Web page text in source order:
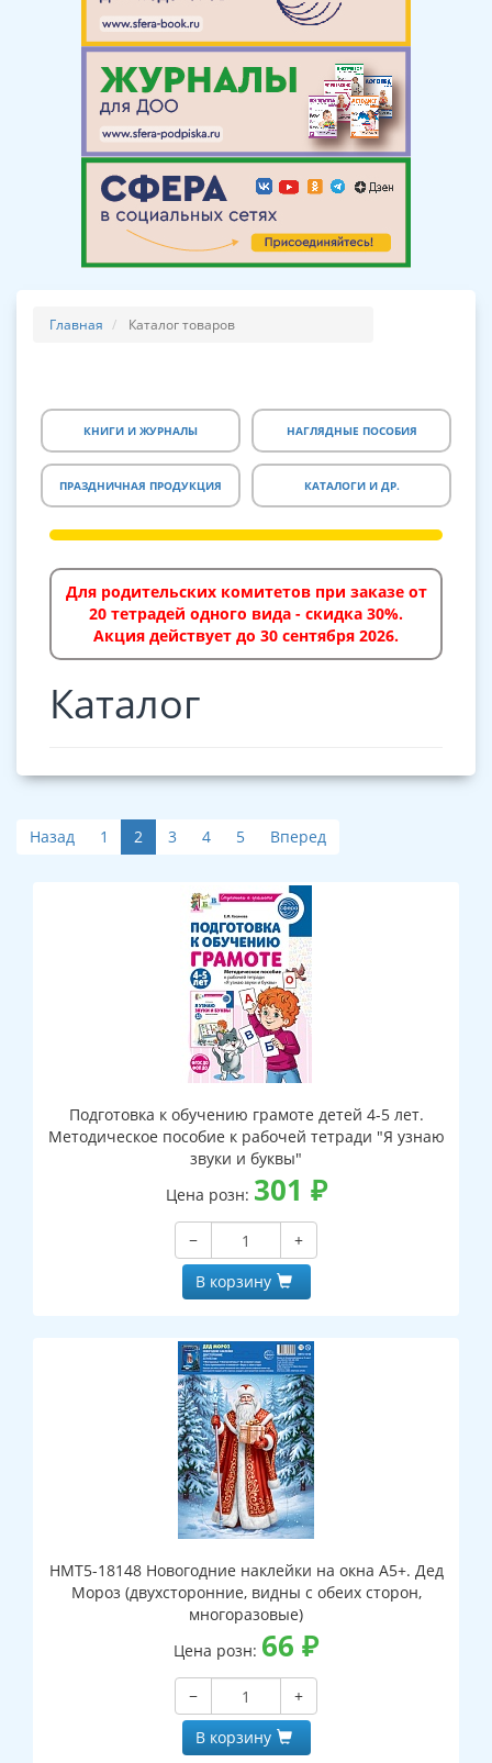
Главная Каталог товаров
КНИГИ И ЖУРНАЛЫ НАГЛЯДНЫЕ ПОСОБИЯ
ПРАЗДНИЧНАЯ ПРОДУКЦИЯ КАТАЛОГИ И ДР.
Для родительских комитетов при заказе от
20 тетрадей одного вида - скидка 30%.
Акция действует до 30 сентября 2026.
Каталог
Назад 1 2 3 4 5 Вперед
Подготовка к обучению грамоте детей 4-5 лет.
Методическое пособие к рабочей тетради "Я узнаю
звуки и буквы"
Цена розн: 301 ₽
−
+
В корзину
НМТ5-18148 Новогодние наклейки на окна А5+. Дед
Мороз (двухсторонние, видны с обеих сторон,
многоразовые)
Цена розн: 66 ₽
−
+
В корзину